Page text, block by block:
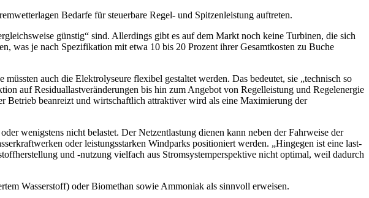
Bedarfe für steuerbare Regel- und Spitzenleistung auftreten.
günstig“ sind. Allerdings gibt es auf dem Markt noch keine Turbinen, die sich
was je nach Spezifikation mit etwa 10 bis 20 Prozent ihrer Gesamtkosten zu Buche
auch die Elektrolyseure flexibel gestaltet werden. Das bedeutet, sie „technisch so
auf Residuallastveränderungen bis hin zum Angebot von Regelleistung und Regelenergie
Betrieb beanreizt und wirtschaftlich attraktiver wird als eine Maximierung der
wenigstens nicht belastet. Der Netzentlastung dienen kann neben der Fahrweise der
oder leistungsstarken Windparks positioniert werden. „Hingegen ist eine last-
und -nutzung vielfach aus Stromsystemperspektive nicht optimal, weil dadurch
Wasserstoff) oder Biomethan sowie Ammoniak als sinnvoll erweisen.